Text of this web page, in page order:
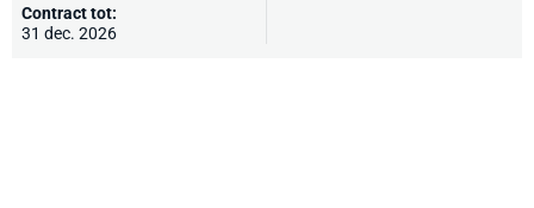
Contract tot:
31 dec. 2026